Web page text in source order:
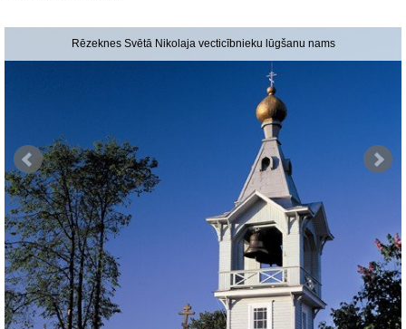
Rēzeknes Svētā Nikolaja vecticībnieku lūgšanu nams